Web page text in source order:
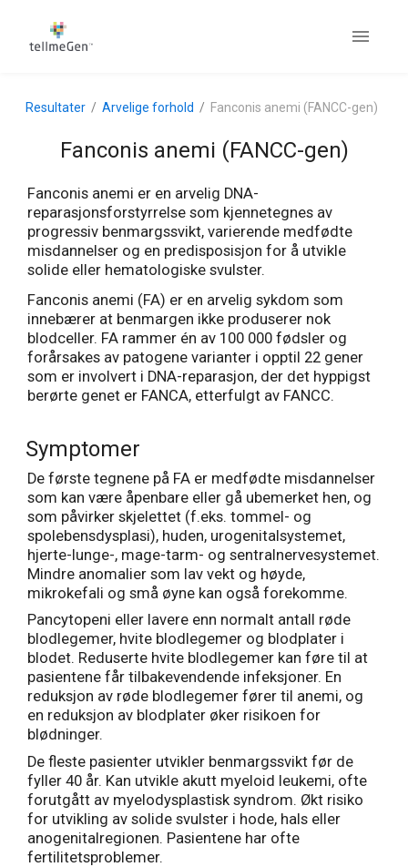
Resultater Arvelige forhold Fanconis anemi (FANCC-gen)
Fanconis anemi (FANCC-gen)
Fanconis anemi er en arvelig DNA-
reparasjonsforstyrrelse som kjennetegnes av
progressiv benmargssvikt, varierende medfødte
misdannelser og en predisposisjon for å utvikle
solide eller hematologiske svulster.
Fanconis anemi (FA) er en arvelig sykdom som
innebærer at benmargen ikke produserer nok
blodceller. FA rammer én av 100 000 fødsler og
forårsakes av patogene varianter i opptil 22 gener
som er involvert i DNA-reparasjon, der det hyppigst
berørte genet er FANCA, etterfulgt av FANCC.
Symptomer
De første tegnene på FA er medfødte misdannelser
som kan være åpenbare eller gå ubemerket hen, og
som påvirker skjelettet (f.eks. tommel- og
spolebensdysplasi), huden, urogenitalsystemet,
hjerte-lunge-, mage-tarm- og sentralnervesystemet.
Mindre anomalier som lav vekt og høyde,
mikrokefali og små øyne kan også forekomme.
Pancytopeni eller lavere enn normalt antall røde
blodlegemer, hvite blodlegemer og blodplater i
blodet. Reduserte hvite blodlegemer kan føre til at
pasientene får tilbakevendende infeksjoner. En
reduksjon av røde blodlegemer fører til anemi, og
en reduksjon av blodplater øker risikoen for
blødninger.
De fleste pasienter utvikler benmargssvikt før de
fyller 40 år. Kan utvikle akutt myeloid leukemi, ofte
forutgått av myelodysplastisk syndrom. Økt risiko
for utvikling av solide svulster i hode, hals eller
anogenitalregionen. Pasientene har ofte
fertilitetsproblemer.